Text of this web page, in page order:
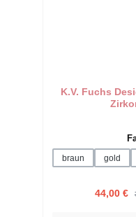
K.V. Fuchs
braun gold
44,00 €